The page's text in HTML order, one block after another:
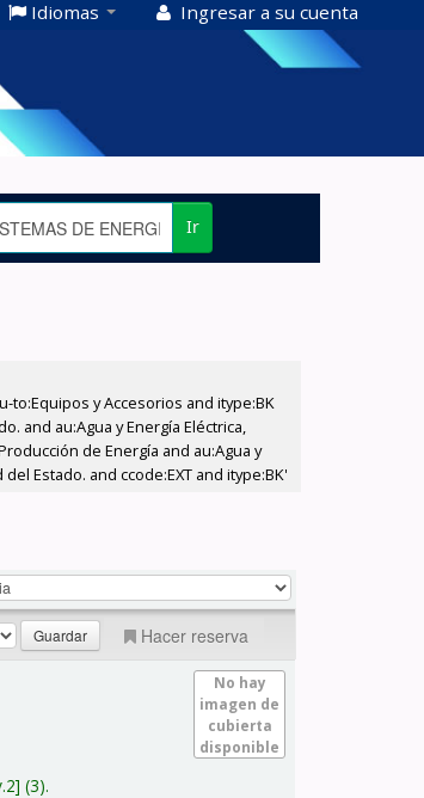
Idiomas Ingresar a su cuenta
Ir
to:Equipos y Accesorios and itype:BK
and au:Agua y Energía Eléctrica,
de Energía and au:Agua y
Estado. and ccode:EXT and itype:BK'
Hacer reserva
No hay
imagen de
cubierta
disponible
(3).